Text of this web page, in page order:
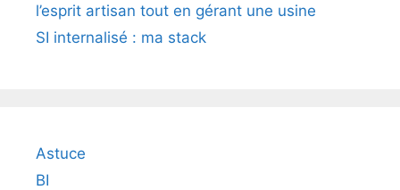
l’esprit artisan tout en gérant une usine
SI internalisé : ma stack
Astuce
BI